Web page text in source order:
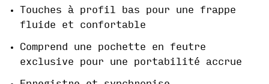
Touches à profil bas pour une frappe
fluide et confortable
Comprend une pochette en feutre
exclusive pour une portabilité accrue